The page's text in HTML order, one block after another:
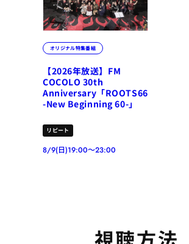
オリジナル特集番組
【2026年放送】FM
COCOLO 30th
Anniversary「ROOTS66
-New Beginning 60-」
リピート
8/9(日)19:00～23:00